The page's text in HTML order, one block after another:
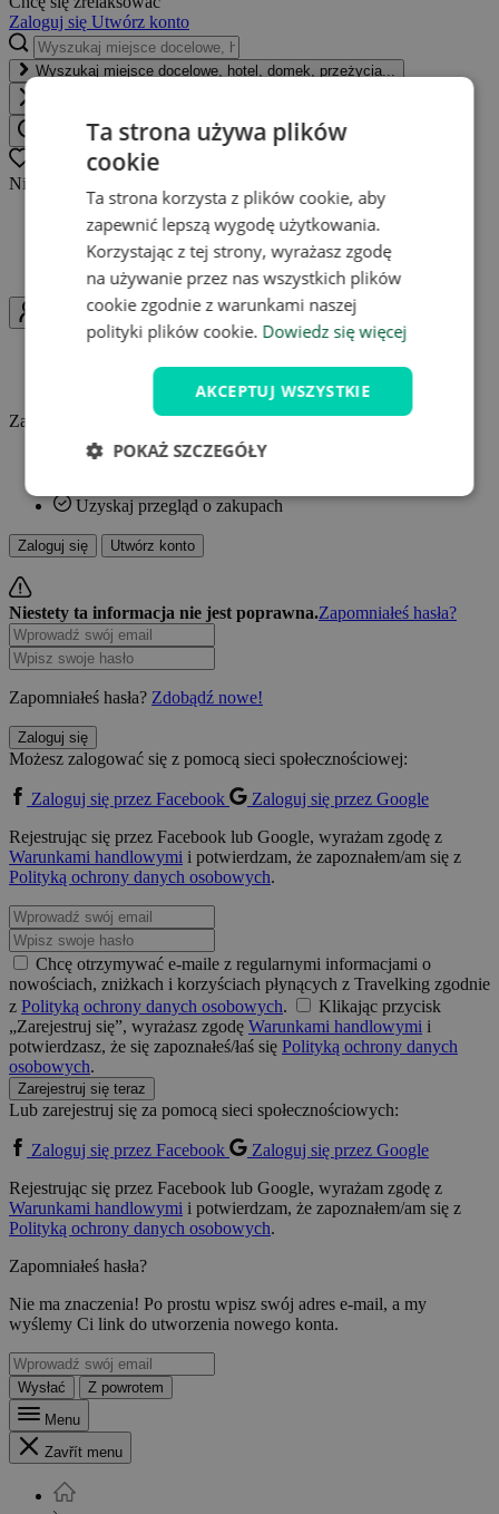
Zaloguj się Utwórz konto
Wyszukaj miejsce docelowe, hotel, domek, przeżycia...
Wyszukaj miejsce docelowe, hotel, domek, przeżycia
Oblíbené 0
Nie masz jeszcze ulubionych ofert.
W każdej chwili możesz wrócić do ofert
Popularne oferty w jednym miejscu
Powiadamianie o zmianach w ofertach
Zaloguj się i w pełni korzystaj z zalet Travelking.
Zbieraj kredyty
Uzyskaj przegląd o zakupach
Zaloguj się Utwórz konto
Niestety ta informacja nie jest poprawna.Zapomniałeś hasła?
Zapomniałeś hasła? Zdobądź nowe!
Zaloguj się
Możesz zalogować się z pomocą sieci społecznościowej:
Zaloguj się przez Facebook
Zaloguj się przez Google
Rejestrując się przez Facebook lub Google, wyrażam zgodę z
Warunkami handlowymi i potwierdzam, że zapoznałem/am się z
Polityką ochrony danych osobowych.
Chcę otrzymywać e-maile z regularnymi informacjami o
nowościach, zniżkach i korzyściach płynących z Travelking zgodnie
z Polityką ochrony danych osobowych.
Klikając przycisk
„Zarejestruj się”, wyrażasz zgodę Warunkami handlowymi i
potwierdzasz, że się zapoznałeś/łaś się Polityką ochrony danych
osobowych.
Zarejestruj się teraz
Lub zarejestruj się za pomocą sieci społecznościowych:
Zaloguj się przez Facebook
Zaloguj się przez Google
Rejestrując się przez Facebook lub Google, wyrażam zgodę z
Warunkami handlowymi i potwierdzam, że zapoznałem/am się z
Polityką ochrony danych osobowych.
Zapomniałeś hasła?
Nie ma znaczenia! Po prostu wpisz swój adres e-mail, a my
wyślemy Ci link do utworzenia nowego konta.
Wysłać
Z powrotem
Menu
Zavřít menu
Ta strona używa plików
cookie
Ta strona korzysta z plików cookie, aby
zapewnić lepszą wygodę użytkowania.
Korzystając z tej strony, wyrażasz zgodę
na używanie przez nas wszystkich plików
cookie zgodnie z warunkami naszej
polityki plików cookie. Dowiedz się więcej
AKCEPTUJ WSZYSTKIE
POKAŻ SZCZEGÓŁY